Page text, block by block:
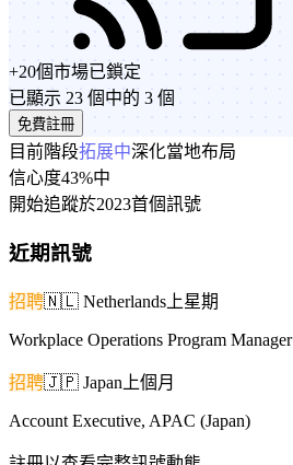
+20個市場已鎖定
已顯示 23 個中的 3 個
免費註冊
目前階段拓展中深化當地布局
信心度43%中
開始追蹤於2023首個訊號
近期訊號
招聘🇳🇱 Netherlands 上星期
Workplace Operations Program Manager
招聘🇯🇵 Japan 上個月
Account Executive, APAC (Japan)